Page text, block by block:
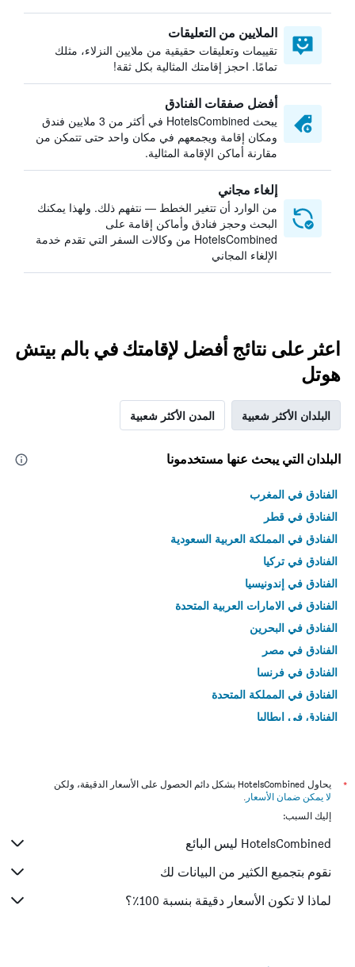
الملايين من التعليقات
تقييمات وتعليقات حقيقية من ملايين النزلاء، مثلك
تمامًا. احجز إقامتك المثالية بكل ثقة!
أفضل صفقات الفنادق
يبحث HotelsCombined في أكثر من 3 ملايين فندق
ومكان إقامة ويجمعهم في مكان واحد حتى تتمكن من
مقارنة أماكن الإقامة المثالية.
إلغاء مجاني
من الوارد أن تتغير الخطط — نتفهم ذلك. ولهذا يمكنك
البحث وحجز فنادق وأماكن إقامة على
HotelsCombined من وكالات السفر التي تقدم خدمة
الإلغاء المجاني
اعثر على نتائج أفضل لإقامتك في بالم بيتش
هوتل
البلدان الأكثر شعبية المدن الأكثر شعبية
البلدان التي يبحث عنها مستخدمونا
الفنادق في المغرب
الفنادق في قطر
الفنادق في المملكة العربية السعودية
الفنادق في تركيا
الفنادق في إندونيسيا
الفنادق في الامارات العربية المتحدة
الفنادق في البحرين
الفنادق في مصر
الفنادق في فرنسا
الفنادق في المملكة المتحدة
الفنادق في إيطاليا
*
يحاول HotelsCombined بشكل دائم الحصول على الأسعار الدقيقة، ولكن
لا يمكن ضمان الأسعار .
إليك السبب:
HotelsCombined ليس البائع
نقوم بتجميع الكثير من البيانات لك
لماذا لا تكون الأسعار دقيقة بنسبة 100٪؟